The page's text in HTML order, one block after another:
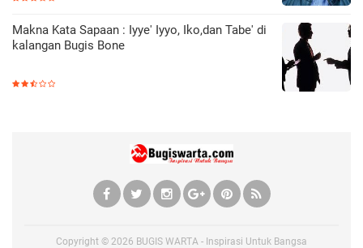
Makna Kata Sapaan : Iyye' Iyyo, Iko,dan Tabe' di
kalangan Bugis Bone
Copyright © 2026 BUGIS WARTA - Inspirasi Untuk Bangsa